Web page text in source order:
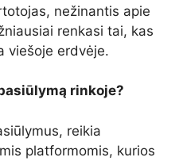
nežinantis apie
renkasi tai, kas
viešoje erdvėje.
rinkoje?
reikia
platformomis, kurios